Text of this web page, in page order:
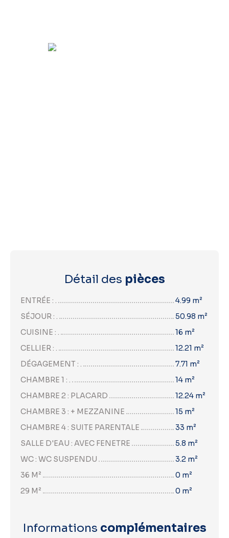
Détail des pièces
ENTRÉE : .
4.99 m²
SÉJOUR : .
50.98 m²
CUISINE : .
16 m²
CELLIER : .
12.21 m²
DÉGAGEMENT : .
7.71 m²
CHAMBRE 1 : .
14 m²
CHAMBRE 2 : PLACARD
12.24 m²
CHAMBRE 3 : + MEZZANINE
15 m²
CHAMBRE 4 : SUITE PARENTALE
33 m²
SALLE D'EAU : AVEC FENETRE
5.8 m²
WC : WC SUSPENDU
3.2 m²
36 M²
0 m²
29 M²
0 m²
Informations complémentaires